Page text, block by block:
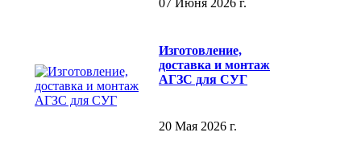
Изготовление,
доставка и монтаж
АГЗС для СУГ
20 Мая 2026 г.